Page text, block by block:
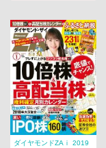
ダイヤモンドZAｉ 2019